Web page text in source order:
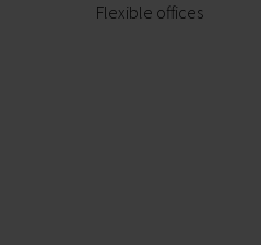
Flexible offices